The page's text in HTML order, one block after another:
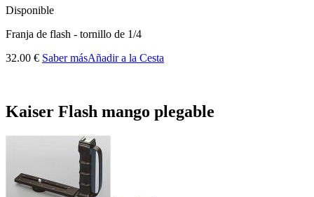
Disponible
Franja de flash - tornillo de 1/4
32.00 € Saber másAñadir a la Cesta
Kaiser Flash mango plegable